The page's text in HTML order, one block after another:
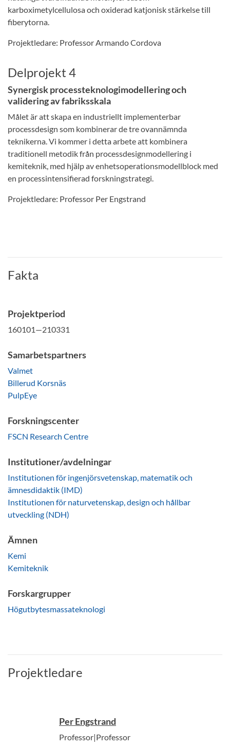
karboximetylcellulosa och oxiderad katjonisk stärkelse till
fiberytorna.
Projektledare: Professor Armando Cordova
Delprojekt 4
Synergisk processteknologimodellering och
validering av fabriksskala
Målet är att skapa en industriellt implementerbar
processdesign som kombinerar de tre ovannämnda
teknikerna. Vi kommer i detta arbete att kombinera
traditionell metodik från processdesignmodellering i
kemiteknik, med hjälp av enhetsoperationsmodellblock med
en processintensifierad forskningstrategi.
Projektledare: Professor Per Engstrand
Fakta
Projektperiod
160101—210331
Samarbetspartners
Valmet
Billerud Korsnäs
PulpEye
Forskningscenter
FSCN Research Centre
Institutioner/avdelningar
Institutionen för ingenjörsvetenskap, matematik och
ämnesdidaktik (IMD)
Institutionen för naturvetenskap, design och hållbar
utveckling (NDH)
Ämnen
Kemi
Kemiteknik
Forskargrupper
Högutbytesmassateknologi
Projektledare
Per Engstrand
Professor|Professor